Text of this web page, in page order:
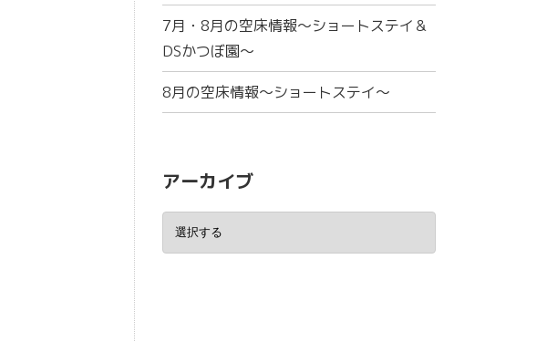
7月・8月の空床情報～ショートステイ＆
DSかつぼ園～
8月の空床情報～ショートステイ～
アーカイブ